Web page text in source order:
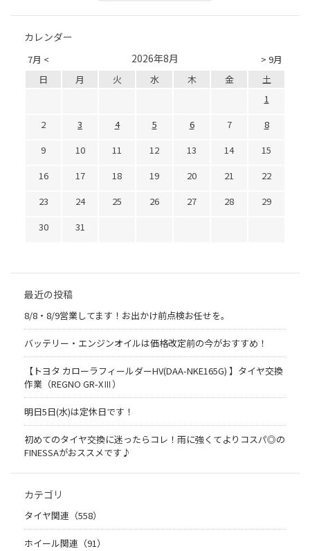
カレンダー
7月 < > 9月
2026年8月
日 月 火 水 木 金
土
1
2
3 4 5 6 7
8
9
10 11 12 13 14
15
16
17 18 19 20 21
22
23
24 25 26 27 28
29
30
31
最近の投稿
8/8・8/9営業してます！お出かけ前点検お任せを。
バッテリー・エンジンオイルは価格改定前の今がおすすめ！
【トヨタ カローラフィールダーHV(DAA-NKE165G) 】タイヤ交換
作業（REGNO GR-XⅢ）
明日5日(水)は定休日です！
初めてのタイヤ交換に迷ったらコレ！雨に強くてよりコスパ◎の
FINESSAがおススメです♪
カテゴリ
タイヤ関連（558）
ホイール関連（91）